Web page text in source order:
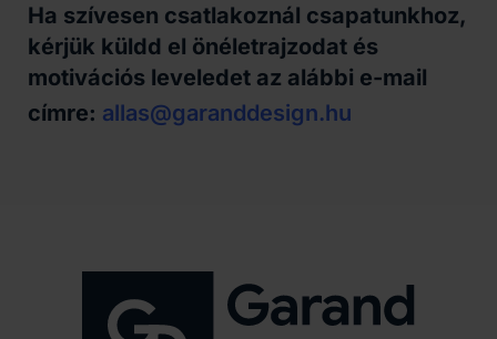
Ha szívesen csatlakoznál csapatunkhoz,
kérjük küldd el önéletrajzodat és
motivációs leveledet az alábbi e-mail
címre: allas@garanddesign.hu